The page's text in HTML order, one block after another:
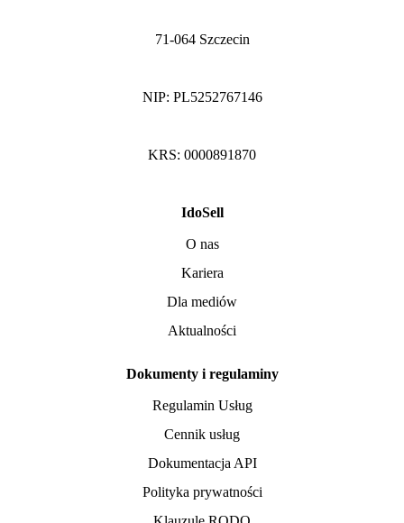
71-064 Szczecin
NIP: PL5252767146
KRS: 0000891870
IdoSell
O nas
Kariera
Dla mediów
Aktualności
Dokumenty i regulaminy
Regulamin Usług
Cennik usług
Dokumentacja API
Polityka prywatności